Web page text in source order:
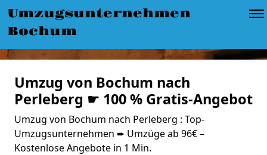
Umzugsunternehmen
Bochum
Umzug von Bochum nach
Perleberg ☛ 100 % Gratis-Angebot
Umzug von Bochum nach Perleberg : Top-
Umzugsunternehmen ➨ Umzüge ab 96€ –
Kostenlose Angebote in 1 Min.